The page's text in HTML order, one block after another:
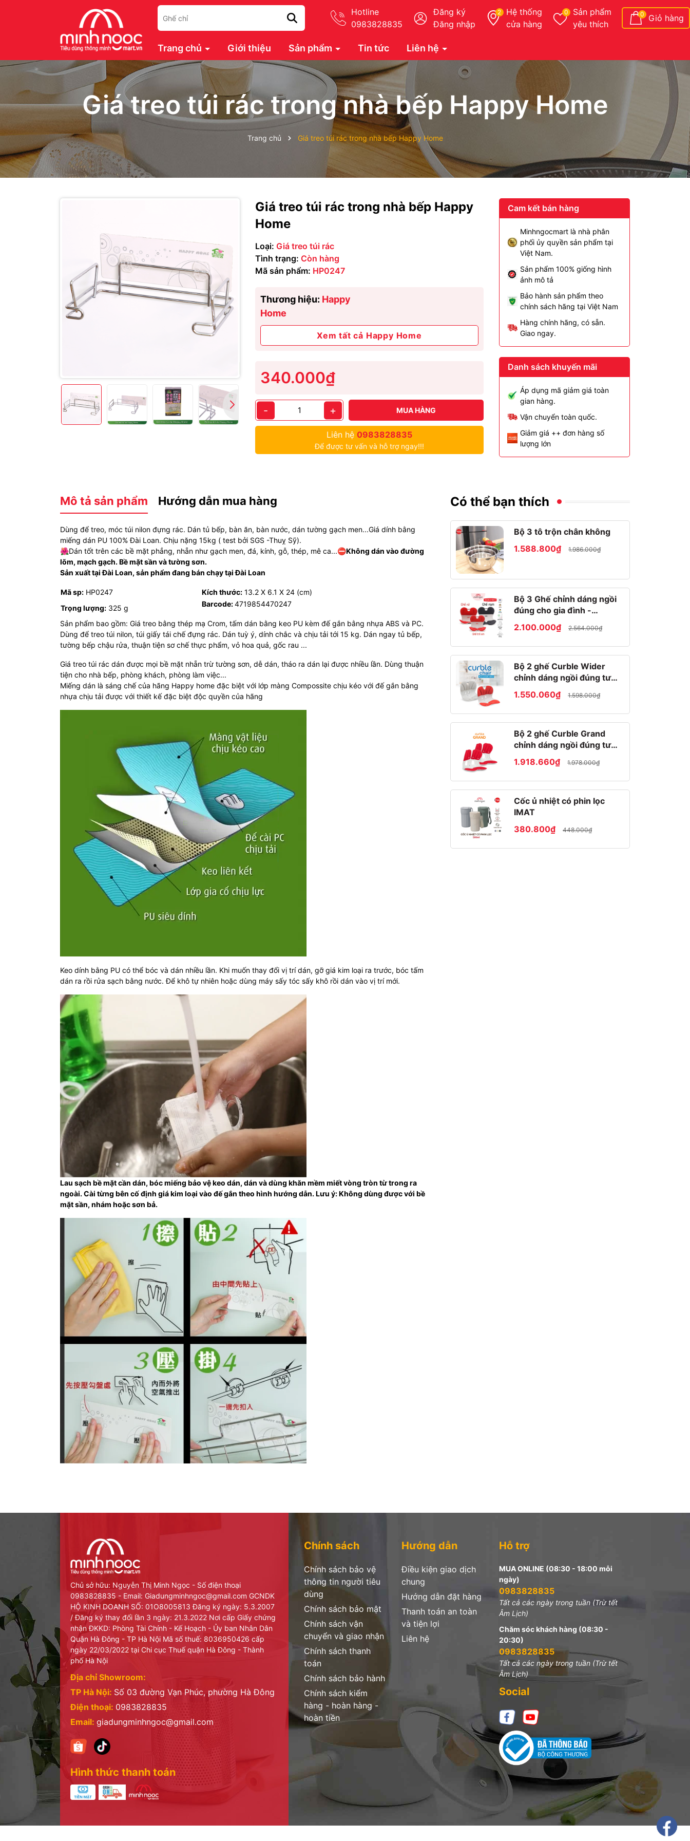
Hotline
0983828835
Đăng ký
Đăng nhập
2
Hệ thống
cửa hàng
0
Sản phẩm
yêu thích
0 Giỏ hàng
Trang chủ Giới thiệu Sản phẩm Tin tức Liên hệ
Giá treo túi rác trong nhà bếp Happy Home
Trang chủ Giá treo túi rác trong nhà bếp Happy Home
Giá treo túi rác trong nhà bếp Happy
Home
Loại: Giá treo túi rác
Tình trạng: Còn hàng
Mã sản phẩm: HP0247
Thương hiệu: Happy
Home
Xem tất cả Happy Home
340.000₫
- + MUA HÀNG
Liên hệ 0983828835
Để được tư vấn và hỗ trợ ngay!!!
Cam kết bán hàng
Minhngocmart là nhà phân
phối ủy quyền sản phẩm tại
Việt Nam.
Sản phẩm 100% giống hình
ảnh mô tả
Bảo hành sản phẩm theo
chính sách hãng tại Việt Nam
Hàng chính hãng, có sẵn.
Giao ngay.
Danh sách khuyến mãi
Áp dụng mã giảm giá toàn
gian hàng.
Vận chuyển toàn quốc.
Giảm giá ++ đơn hàng số
lượng lớn
Mô tả sản phẩm Hướng dẫn mua hàng
Dùng để treo, móc túi nilon đựng rác. Dán tủ bếp, bàn ăn, bàn nước, dán tường gạch men...Giá dính bằng
miếng dán PU 100% Đài Loan. Chịu nặng 15kg ( test bởi SGS -Thuỵ Sỹ).
🌺Dán tốt trên các bề mặt phẳng, nhẵn như gạch men, đá, kính, gỗ, thép, mê ca...⛔️Không dán vào đường
lõm, mạch gạch. Bề mặt sần và tường sơn.
Sản xuất tại Đài Loan, sản phẩm đang bán chạy tại Đài Loan
Mã sp: HP0247 Kích thước: 13.2 X 6.1 X 24 (cm)
Trọng lượng: 325 g Barcode:4719854470247
Sản phẩm bao gồm: Giá treo bằng thép mạ Crom, tấm dán bằng keo PU kèm đế gắn bằng nhựa ABS và PC.
Dùng để treo túi nilon, túi giấy tái chế đựng rác. Dán tuỳ ý, dính chắc và chịu tải tới 15 kg. Dán ngay tủ bếp,
tường bếp chậu rửa, thuận tiện sơ chế thực phẩm, vỏ hoa quả, gốc rau ...
Giá treo túi rác dán được mọi bề mặt nhẵn trừ tường sơn, dễ dán, tháo ra dán lại được nhiều lần. Dùng thuận
tiện cho nhà bếp, phòng khách, phòng làm việc...
Miếng dán là sáng chế của hãng Happy home đặc biệt với lớp màng Compossite chịu kéo với đế gắn bằng
nhựa chịu tải được với thiết kế đặc biệt độc quyền của hãng
Keo dính bằng PU có thể bóc và dán nhiều lần. Khi muốn thay đổi vị trí dán, gỡ giá kim loại ra trước, bóc tấm
dán ra rồi rửa sạch bằng nước. Để khô tự nhiên hoặc dùng máy sấy tóc sấy khô rồi dán vào vị trí mới.
Lau sạch bề mặt cần dán, bóc miếng bảo vệ keo dán, dán và dùng khăn mềm miết vòng tròn từ trong ra
ngoài. Cài từng bên cố định giá kim loại vào đế gắn theo hình hướng dẫn. Lưu ý: Không dùng được với bề
mặt sần, nhám hoặc sơn bả.
Có thể bạn thích
Bộ 3 tô trộn chân không
1.588.800₫
1.986.000₫
Bộ 3 Ghế chỉnh dáng ngồi
đúng cho gia đình -
Roichen Hàn Quốc
2.100.000₫ 2.564.000₫
Bộ 2 ghế Curble Wider
chỉnh dáng ngồi đúng tư
thế Hàn Quốc
1.550.060₫ 1.598.000₫
Bộ 2 ghế Curble Grand
chỉnh dáng ngồi đúng tư
thế Hàn Quốc
1.918.660₫ 1.978.000₫
Cốc ủ nhiệt có phin lọc
IMAT
380.800₫
448.000₫
Chủ sở hữu: Nguyễn Thị Minh Ngọc - Số điện thoại
0983828835 - Email: Giadungminhngoc@gmail.com GCNDK
HỘ KINH DOANH SỐ: 01O8005813 Đăng ký ngày: 5.3.2007
/ Đăng ký thay đổi lần 3 ngày: 21.3.2022 Nơi cấp Giấy chứng
nhận ĐKKD: Phòng Tài Chính - Kế Hoạch - Ủy ban Nhân Dân
Quận Hà Đông - TP Hà Nội Mã số thuế: 8036950426 cấp
ngày 22/03/2022 tại Chi cục Thuế quận Hà Đông - Thành
phố Hà Nội
Địa chỉ Showroom:
TP Hà Nội: Số 03 đường Vạn Phúc, phường Hà Đông
Điện thoại: 0983828835
Email: giadungminhngoc@gmail.com
Hình thức thanh toán
Chính sách
Chính sách bảo vệ
thông tin người tiêu
dùng
Chính sách bảo mật
Chính sách vận
chuyển và giao nhận
Chính sách thanh
toán
Chính sách bảo hành
Chính sách kiểm
hàng - hoàn hàng -
hoàn tiền
Hướng dẫn
Điều kiện giao dịch
chung
Hướng dẫn đặt hàng
Thanh toán an toàn
và tiện lợi
Liên hệ
Hỗ trợ
MUA ONLINE (08:30 - 18:00 mỗi
ngày)
0983828835
Tất cả các ngày trong tuần (Trừ tết
Âm Lịch)
Chăm sóc khách hàng (08:30 -
20:30)
0983828835
Tất cả các ngày trong tuần (Trừ tết
Âm Lịch)
Social